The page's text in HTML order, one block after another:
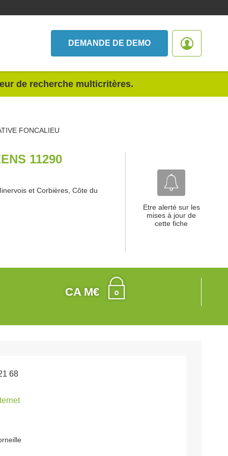
DEMANDE DE DEMO
de recherche multicritères.
FONCALIEU
11290
et Corbières, Côte du
Etre alerté sur les
mises à jour de
cette fiche
CA M€
68